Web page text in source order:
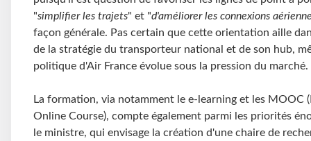
"simplifier les trajets" et "d'améliorer les connexions
façon générale. Pas certain que cette orientation aille
de la stratégie du transporteur national et de son hub,
politique d'Air France évolue sous la pression du marché.
La formation, via notamment le e-learning et les MOOC
Online Course), compte également parmi les priorités
le ministre, qui envisage la création d'une chaire de